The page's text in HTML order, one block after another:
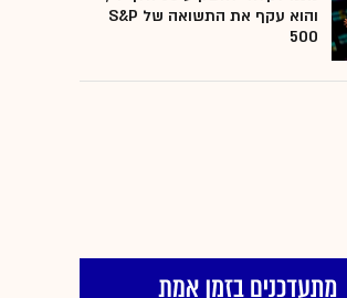
והוא עקף את התשואה של S&P
500